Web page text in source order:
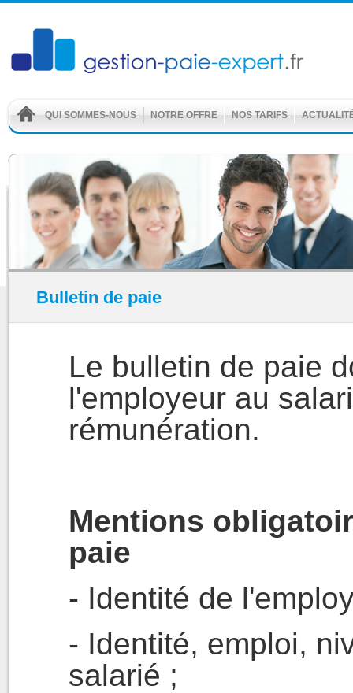
QUI SOMMES-NOUS NOTRE OFFRE NOS TARIFS
Bulletin de paie
Le bulletin de paie
l'employeur au
rémunération.
Mentions
paie
- Identité de
- Identité, emploi,
salarié ;